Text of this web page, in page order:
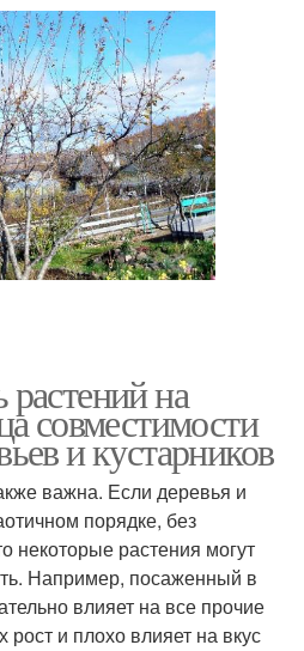
на
совместимости
и кустарников
важна. Если деревья и
порядке, без
некоторые растения могут
Например, посаженный в
влияет на все прочие
рост и плохо влияет на вкус